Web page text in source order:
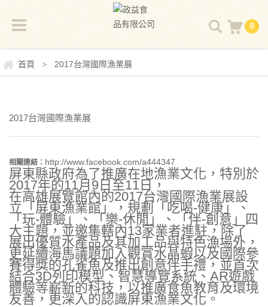
0
首頁 > 2017台灣國際漁業展
2017台灣國際漁業展
相關連結： http://www.facebook.com/a444347
屏東縣政府為了推廣在地漁業文化，特別於
2017年的11月9日至11日，
在高雄展覽館內的2017台灣國際漁業展設
立「屏東漁業館」，規劃「吃喝-健康」、
「玩-體驗」、「樂-休閒」、「伴-創意」四
大主題，並邀集轄內13家業者進駐，除了
展出優質水產品及其加工品與特色漁場外，
更延續海馬議題加入觀賞水晶蝦以及國際參
賽得獎的孔雀魚及推出創意伴手禮，並首次
結合3D列印模型、智慧導覽系統、AR遊戲
體驗等嶄新的科技，以推廣食魚教育及環境
友善，更深入的認識屏東漁業文化。